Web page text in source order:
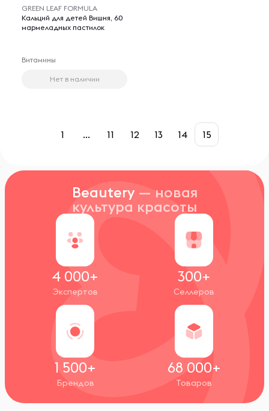
GREEN LEAF FORMULA
Кальций для детей Вишня, 60
мармеладных пастилок
Витамины
Нет в наличии
1 ... 11 12 13 14 15
Beautery — новая
культура красоты
4 000+
Экспертов
300+
Селлеров
1 500+
Брендов
68 000+
Товаров